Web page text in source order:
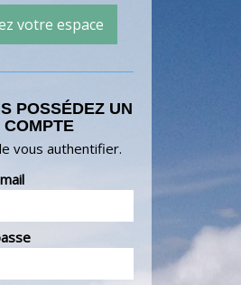
votre espace
POSSÉDEZ UN
COMPTE
vous authentifier.